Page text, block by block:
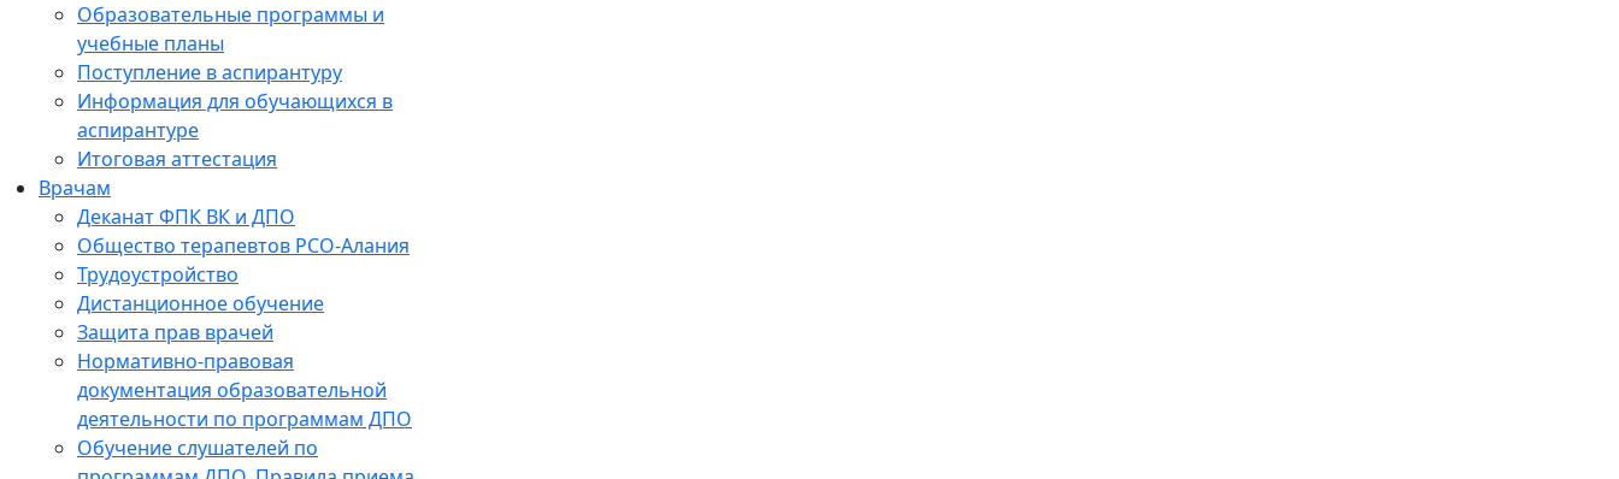
Образовательные программы и
учебные планы
Поступление в аспирантуру
Информация для обучающихся в
аспирантуре
Итоговая аттестация
Врачам
Деканат ФПК ВК и ДПО
Общество терапевтов РСО-Алания
Трудоустройство
Дистанционное обучение
Защита прав врачей
Нормативно-правовая
документация образовательной
деятельности по программам ДПО
Обучение слушателей по